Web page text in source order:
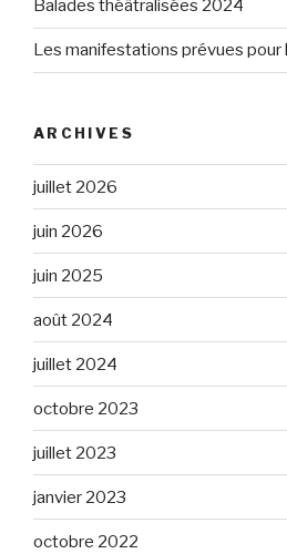
Balades théâtralisées 2024
Les manifestations prévues pour
ARCHIVES
juillet 2026
juin 2026
juin 2025
août 2024
juillet 2024
octobre 2023
juillet 2023
janvier 2023
octobre 2022